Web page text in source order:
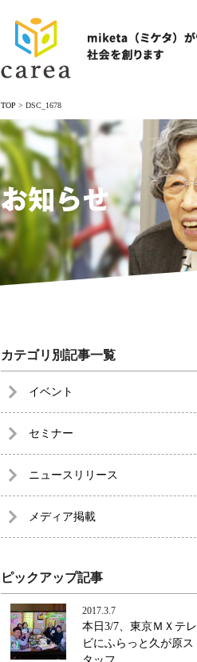
TOP > DSC_1678
お知らせ
カテゴリ別記事一覧
イベント
セミナー
ニュースリリース
メディア掲載
ピックアップ記事
2017.3.7
本日3/7、東京ＭＸテレ
ビにふらっと久が原ス